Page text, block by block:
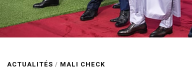
ACTUALITÉS / MALI CHECK